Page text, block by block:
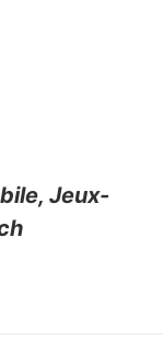
Jeux-